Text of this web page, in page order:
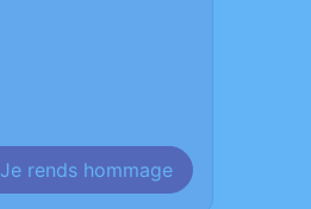
Je rends hommage